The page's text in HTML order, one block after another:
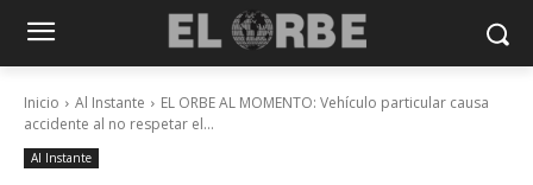
Inicio Al Instante
EL ORBE AL MOMENTO: Vehículo particular causa
accidente al no respetar el...
Al Instante